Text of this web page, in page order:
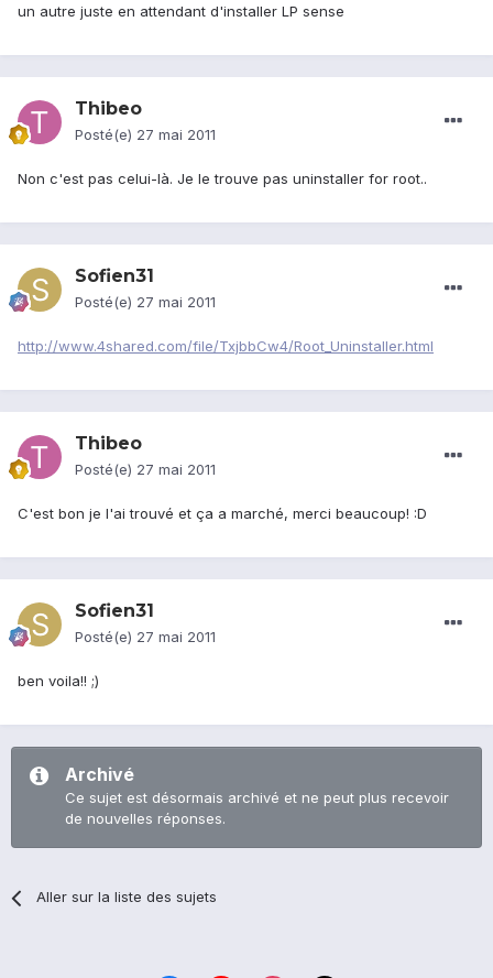
un autre juste en attendant d'installer LP sense
Thibeo
Posté(e) 27 mai 2011
Non c'est pas celui-là. Je le trouve pas uninstaller for root..
Sofien31
Posté(e) 27 mai 2011
http://www.4shared.com/file/TxjbbCw4/Root_Uninstaller.html
Thibeo
Posté(e) 27 mai 2011
C'est bon je l'ai trouvé et ça a marché, merci beaucoup! :D
Sofien31
Posté(e) 27 mai 2011
ben voila!! ;)
Archivé
Ce sujet est désormais archivé et ne peut plus recevoir
de nouvelles réponses.
Aller sur la liste des sujets